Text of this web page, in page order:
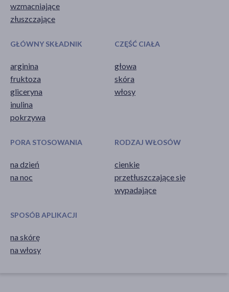
wzmacniające
złuszczające
GŁÓWNY SKŁADNIK
arginina
fruktoza
gliceryna
inulina
pokrzywa
CZĘŚĆ CIAŁA
głowa
skóra
włosy
PORA STOSOWANIA
na dzień
na noc
RODZAJ WŁOSÓW
cienkie
przetłuszczające się
wypadające
SPOSÓB APLIKACJI
na skórę
na włosy